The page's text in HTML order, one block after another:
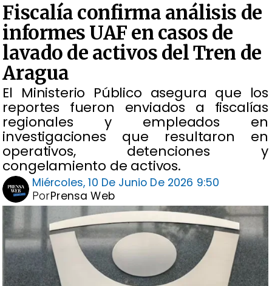
Fiscalía confirma análisis de
informes UAF en casos de
lavado de activos del Tren de
Aragua
El Ministerio Público asegura que los
reportes fueron enviados a fiscalías
regionales y empleados en
investigaciones que resultaron en
operativos, detenciones y
congelamiento de activos.
Miércoles, 10 De Junio De 2026 9:50
Prensa Web
Por